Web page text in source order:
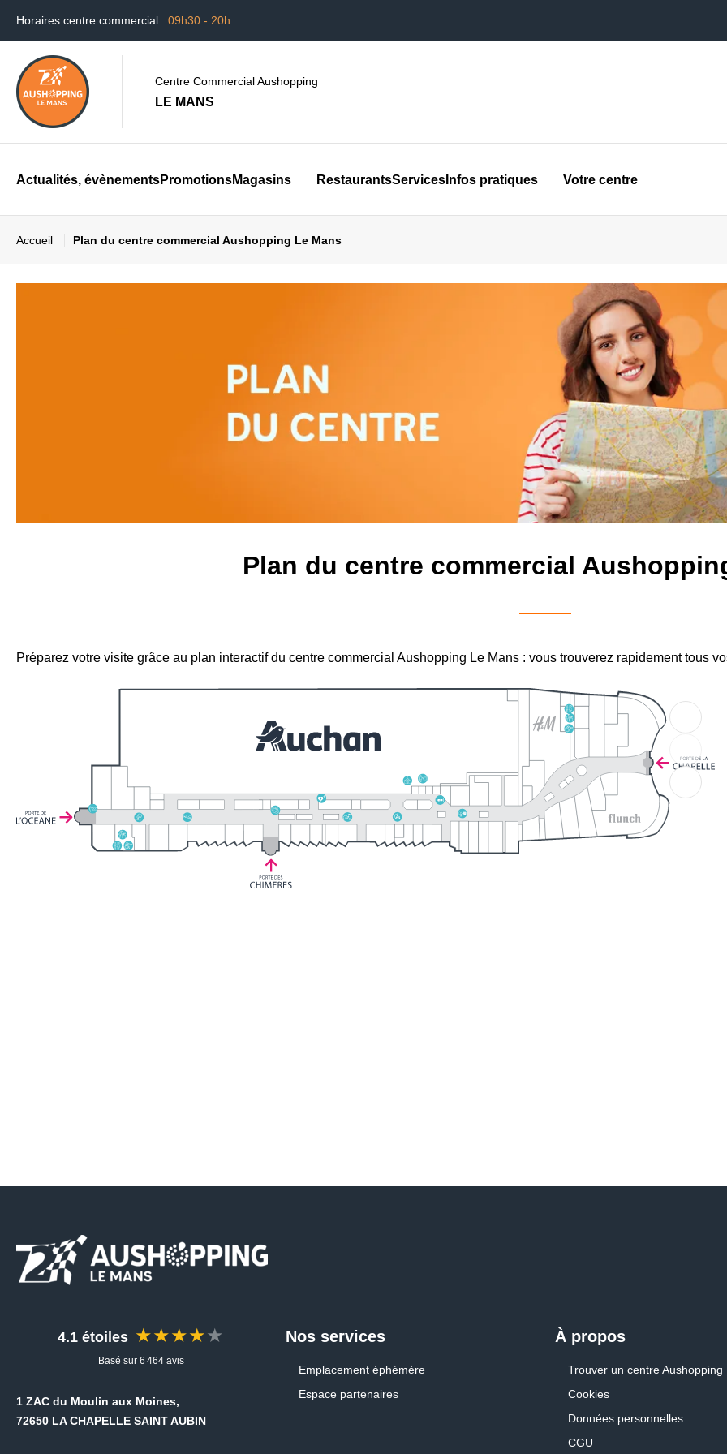
Horaires centre commercial : 09h30 - 20h
Centre Commercial Aushopping
LE MANS
Actualités, évènementsPromotionsMagasins RestaurantsServices Infos pratiques Votre centre
Accueil Plan du centre commercial Aushopping Le Mans
Plan du centre commercial
Préparez votre visite grâce au plan interactif du centre commercial Aushopping Le Mans : vous trouverez rapidement tous
4.1 étoiles ★★★★★
Basé sur 6 464 avis
1 ZAC du Moulin aux Moines,
72650 LA CHAPELLE SAINT AUBIN
Nos services
Emplacement éphémère
Espace partenaires
À propos
Trouver un centre Aushopping
Cookies
Données personnelles
CGU